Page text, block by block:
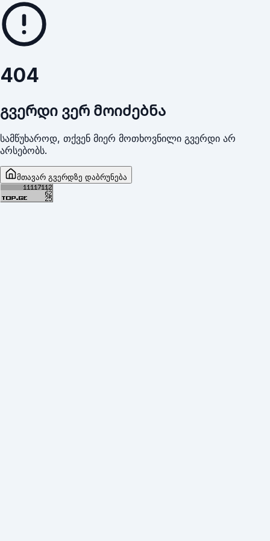
404
გვერდი ვერ მოიძებნა
სამწუხაროდ, თქვენ მიერ მოთხოვნილი გვერდი არ
არსებობს.
მთავარ გვერდზე დაბრუნება